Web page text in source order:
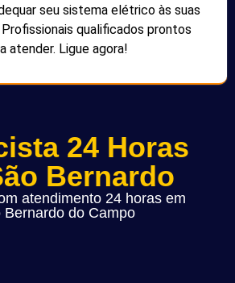
seu sistema elétrico às suas
qualificados prontos
atender. Ligue agora!
24 Horas
Bernardo
atendimento 24 horas em
Bernardo do Campo